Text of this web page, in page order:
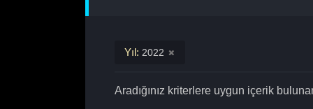
Yıl: 2022
Aradığınız kriterlere uygun içerik